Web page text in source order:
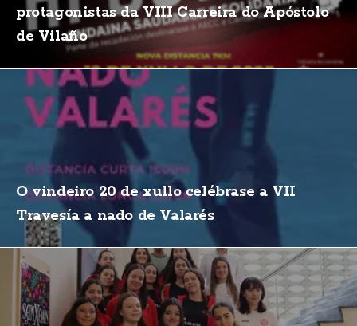
protagonistas da VIII Carreira do Apóstolo
de Vilaño
O vindeiro 20 de xullo celébrase a VII
Travesía a nado de Valarés